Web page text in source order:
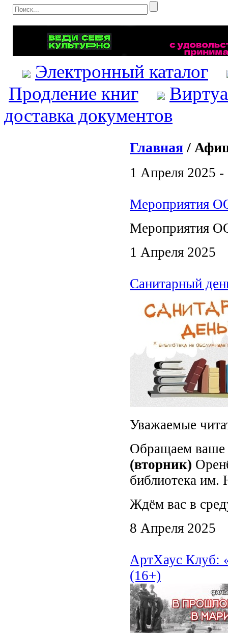
Электронный каталог
Продление книг
доставка документов
Главная /
1 Апреля 2025
Мероприятия
Мероприятия
1 Апреля 2025
Санитарный
Уважаемые
Обращаем ваше
(вторник)
библиотека
Ждём вас в
8 Апреля 2025
АртХаус Клуб:
(16+)